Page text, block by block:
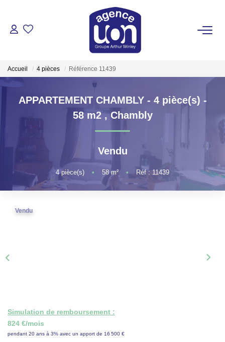
ACHETER
GÉRER
VOTRE AGENCE
Accueil 4 pièces Référence 11439
APPARTEMENT CHAMBLY - 4 pièce(s) -
58 m2,Chambly
Vendu
4pièce(s) • 58m² • Réf : 11439
Vendu
Simulation de remboursement :
824 €/mois
pendant 20 ans à 3% avec un apport de 16 500 €